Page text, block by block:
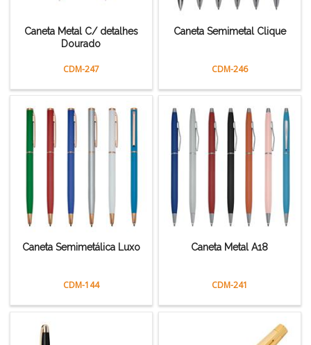
Caneta Metal C/ detalhes
Dourado
CDM-247
Caneta Semimetal Clique
CDM-246
Caneta Semimetálica Luxo
CDM-144
Caneta Metal A18
CDM-241